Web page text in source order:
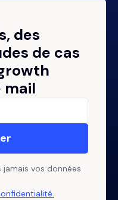
des
de cas
mail
vos données